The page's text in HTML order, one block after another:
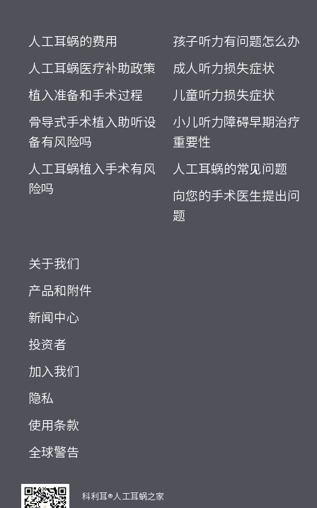
人工耳蜗的费用
人工耳蜗医疗补助政策
植入准备和手术过程
骨导式手术植入助听设
备有风险吗
人工耳蜗植入手术有风
险吗
孩子听力有问题怎么办
成人听力损失症状
儿童听力损失症状
小儿听力障碍早期治疗
重要性
人工耳蜗的常见问题
向您的手术医生提出问
题
关于我们
产品和附件
新闻中心
投资者
加入我们
隐私
使用条款
全球警告
科利耳®人工耳蜗之家